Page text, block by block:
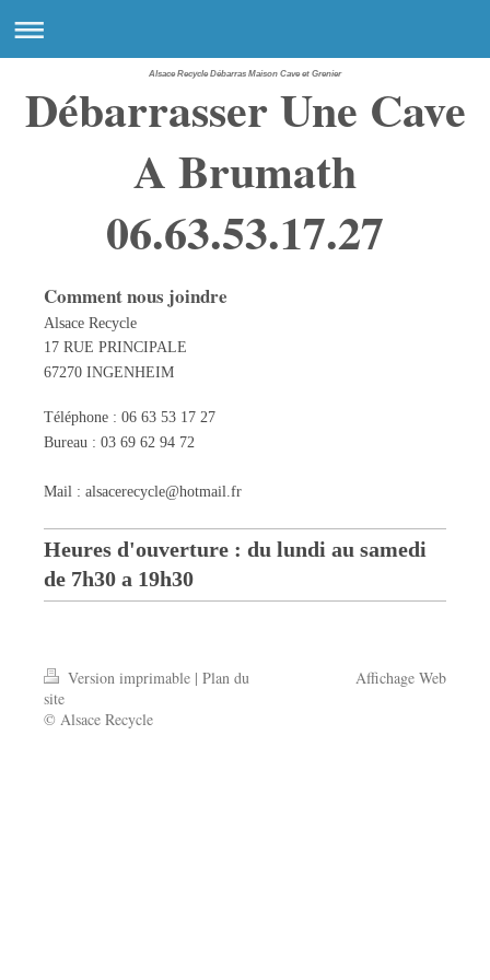
Alsace Recycle Débarras Maison Cave et Grenier
Débarrasser Une Cave
A Brumath
06.63.53.17.27
Comment nous joindre
Alsace Recycle
17 RUE PRINCIPALE
67270 INGENHEIM
Téléphone : 06 63 53 17 27
Bureau : 03 69 62 94 72
Mail : alsacerecycle@hotmail.fr
Heures d'ouverture : du lundi au samedi
de 7h30 a 19h30
Version imprimable | Plan du
site
© Alsace Recycle
Affichage Web